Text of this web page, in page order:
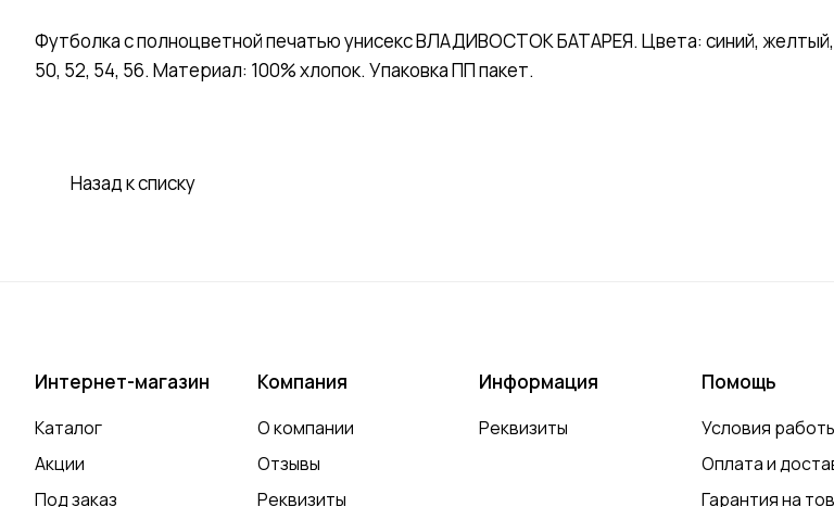
Футболка с полноцветной печатью унисекс ВЛАДИВОСТОК БАТАРЕЯ. Цвета: синий,
50, 52, 54, 56. Материал: 100% хлопок. Упаковка ПП пакет.
Назад к списку
Интернет-магазин
Каталог
Акции
Под заказ
Компания
О компании
Отзывы
Реквизиты
Информация
Реквизиты
Помощь
Условия
Оплата и
Гарантия на